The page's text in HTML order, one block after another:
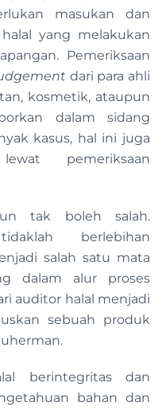
masukan dan
yang melakukan
Pemeriksaan
dari para ahli
kosmetik, ataupun
dalam sidang
kasus, hal ini juga
pemeriksaan
tak boleh salah.
berlebihan
salah satu mata
dalam alur proses
auditor halal menjadi
sebuah produk
berintegritas dan
bahan dan